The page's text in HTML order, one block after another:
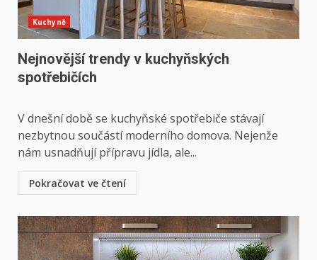
Kuchyně
Nejnovější trendy v kuchyňských
spotřebičích
V dnešní době se kuchyňské spotřebiče stávají
nezbytnou součástí moderního domova. Nejenže
nám usnadňují přípravu jídla, ale...
Pokračovat ve čtení